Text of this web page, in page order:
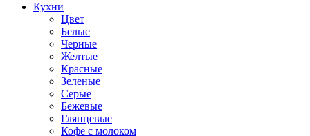
Кухни
Цвет
Белые
Черные
Желтые
Красные
Зеленые
Серые
Бежевые
Глянцевые
Кофе с молоком